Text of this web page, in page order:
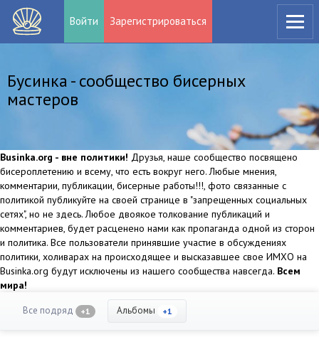
Войти Зарегистрироваться
Бусинка - сообщество бисерных
мастеров
Businka.org - вне политики! Друзья, наше сообщество посвящено
бисероплетению и всему, что есть вокруг него. Любые мнения,
комментарии, публикации, бисерные работы!!!, фото связанные с
политикой публикуйте на своей странице в "запрещенных социальных
сетях", но не здесь. Любое двоякое толкование публикаций и
комментариев, будет расценено нами как пропаганда одной из сторон
и политика. Все пользователи принявшие участие в обсуждениях
политики, холиварах на происходящее и высказавшее свое ИМХО на
Businka.org будут исключены из нашего сообщества навсегда. Всем
мира!
Все подряд +1 Альбомы +1